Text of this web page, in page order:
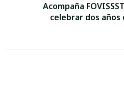
Acompaña
celebrar dos